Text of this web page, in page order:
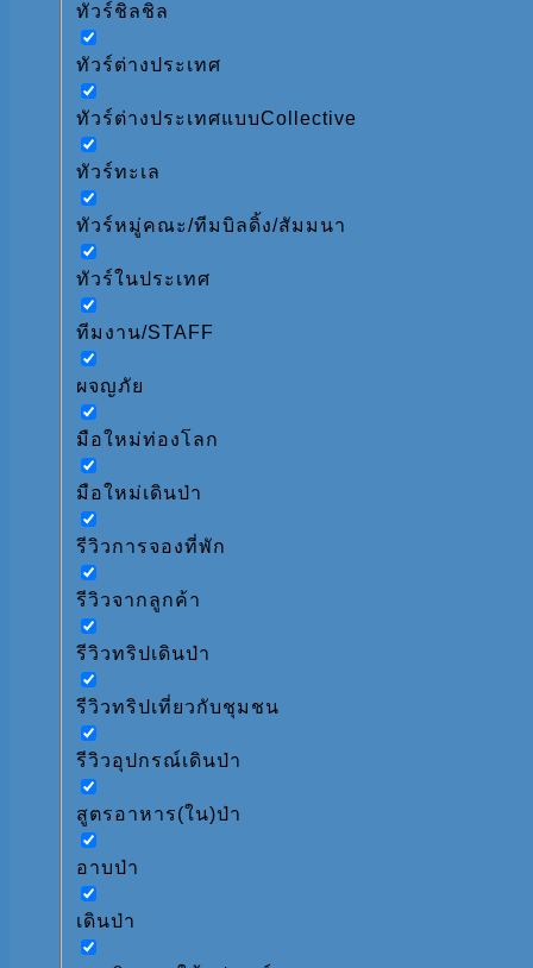
ทัวร์ชิลชิล
ทัวร์ต่างประเทศ
ทัวร์ต่างประเทศแบบCollective
ทัวร์ทะเล
ทัวร์หมู่คณะ/ทีมบิลดิ้ง/สัมมนา
ทัวร์ในประเทศ
ทีมงาน/STAFF
ผจญภัย
มือใหม่ท่องโลก
มือใหม่เดินป่า
รีวิวการจองที่พัก
รีวิวจากลูกค้า
รีวิวทริปเดินป่า
รีวิวทริปเที่ยวกับชุมชน
รีวิวอุปกรณ์เดินป่า
สูตรอาหาร(ใน)ป่า
อาบป่า
เดินป่า